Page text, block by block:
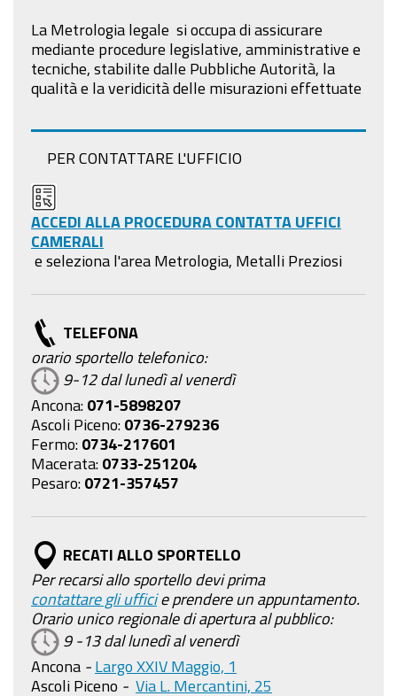
La Metrologia legale si occupa di assicurare
mediante procedure legislative, amministrative e
tecniche, stabilite dalle Pubbliche Autorità, la
qualità e la veridicità delle misurazioni effettuate
PER CONTATTARE L'UFFICIO
ACCEDI ALLA PROCEDURA CONTATTA UFFICI
CAMERALI
e seleziona l'area Metrologia, Metalli Preziosi
TELEFONA
orario sportello telefonico:
9-12 dal lunedì al venerdì
Ancona: 071-5898207
Ascoli Piceno: 0736-279236
Fermo: 0734-217601
Macerata: 0733-251204
Pesaro: 0721-357457
RECATI ALLO SPORTELLO
Per recarsi allo sportello devi prima
contattare gli ufficie prendere un appuntamento.
Orario unico regionale di apertura al pubblico:
9 -13 dal lunedì al venerdì
Ancona - Largo XXIV Maggio, 1
Ascoli Piceno - Via L. Mercantini, 25